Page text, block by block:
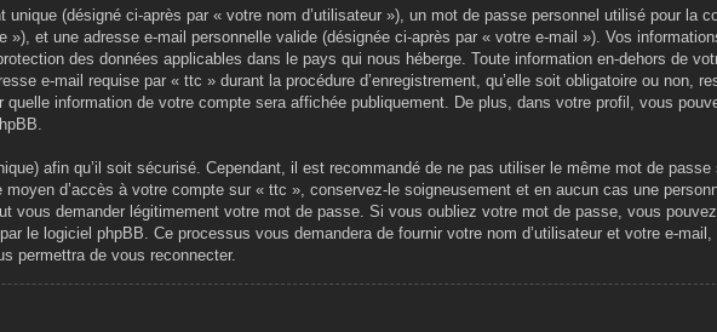
(désigné ci-après par « votre nom d’utilisateur »), un mot de passe personnel utilisé pour la
et une adresse e-mail personnelle valide (désignée ci-après par « votre e-mail »). Vos
des données applicables dans le pays qui nous héberge. Toute information en-dehors de
e-mail requise par « ttc » durant la procédure d’enregistrement, qu’elle soit obligatoire ou non,
information de votre compte sera affichée publiquement. De plus, dans votre profil, vous
afin qu’il soit sécurisé. Cependant, il est recommandé de ne pas utiliser le même mot de passe
d’accès à votre compte sur « ttc », conservez-le soigneusement et en aucun cas une
vous demander légitimement votre mot de passe. Si vous oubliez votre mot de passe, vous
le logiciel phpBB. Ce processus vous demandera de fournir votre nom d’utilisateur et votre e-mail,
permettra de vous reconnecter.